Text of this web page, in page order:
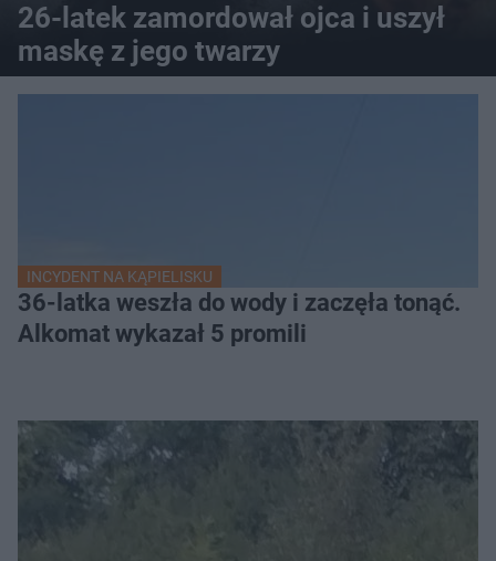
26-latek zamordował ojca i uszył
maskę z jego twarzy
INCYDENT NA KĄPIELISKU
36-latka weszła do wody i zaczęła tonąć.
Alkomat wykazał 5 promili